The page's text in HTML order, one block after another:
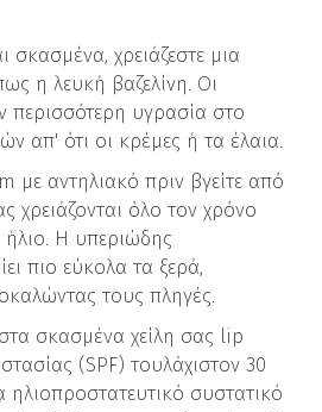
σκασμένα, χρειάζεστε μια
η λευκή βαζελίνη. Οι
περισσότερη υγρασία στο
απ' ότι οι κρέμες ή τα έλαια.
με αντηλιακό πριν βγείτε από
χρειάζονται όλο τον χρόνο
Η υπεριώδης
πιο εύκολα τα ξερά,
τους πληγές.
σκασμένα χείλη σας lip
(SPF) τουλάχιστον 30
ηλιοπροστατευτικό συστατικό